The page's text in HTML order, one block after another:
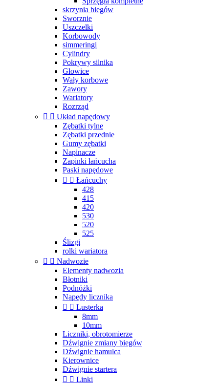
skrzynia biegów
Sworznie
Uszczelki
Korbowody
simmeringi
Cylindry
Pokrywy silnika
Głowice
Wały korbowe
Zawory
Wariatory
Rozrząd
  Układ napędowy
Zębatki tylne
Zębatki przednie
Gumy zębatki
Napinacze
Zapinki łańcucha
Paski napędowe
  Łańcuchy
428
415
420
530
520
525
Ślizgi
rolki wariatora
  Nadwozie
Elementy nadwozia
Błotniki
Podnóżki
Napędy licznika
  Lusterka
8mm
10mm
Liczniki, obrotomierze
Dźwignie zmiany biegów
Dźwignie hamulca
Kierownice
Dźwignie startera
  Linki